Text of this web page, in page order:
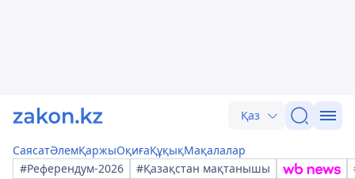
Қаз
СаясатӘлемҚаржыОқиғаҚұқықМақалалар
#Референдум-2026
#Қазақстан мақтанышы